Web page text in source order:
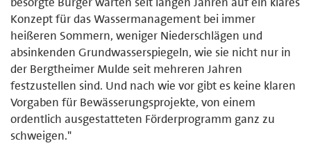
Konzept für das Wassermanagement bei immer
heißeren Sommern, weniger Niederschlägen und
absinkenden Grundwasserspiegeln, wie sie nicht nur in
der Bergtheimer Mulde seit mehreren Jahren
festzustellen sind. Und nach wie vor gibt es keine klaren
Vorgaben für Bewässerungsprojekte, von einem
ordentlich ausgestatteten Förderprogramm ganz zu
schweigen."